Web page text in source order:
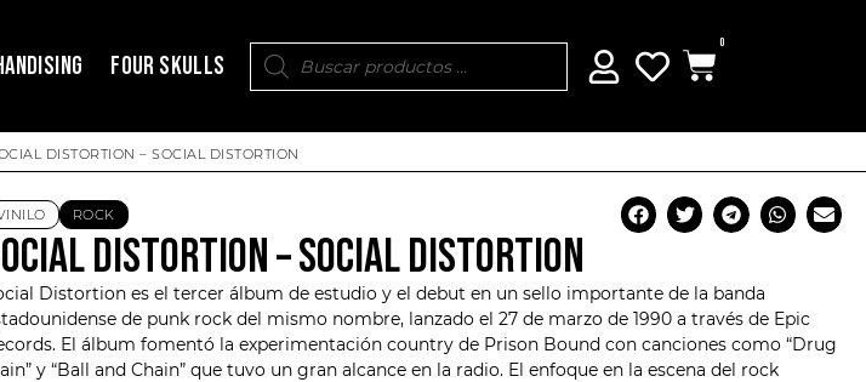
FOUR SKULLS
0
DISTORTION – SOCIAL DISTORTION
ROCK
DISTORTION – SOCIAL DISTORTION
Distortiones el tercer álbum de estudio y el debut en un sello importante de la banda
de punk rock del mismo nombre, lanzado el 27 de marzo de 1990 a través de Epic
El álbum fomentó la experimentación country de Prison Bound con canciones como “Drug
y “Ball and Chain” que tuvo un gran alcance en la radio. El enfoque en la escena del rock